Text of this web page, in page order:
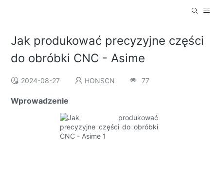
Jak produkować precyzyjne części
do obróbki CNC - Asime
2024-08-27 HONSCN 77
Wprowadzenie